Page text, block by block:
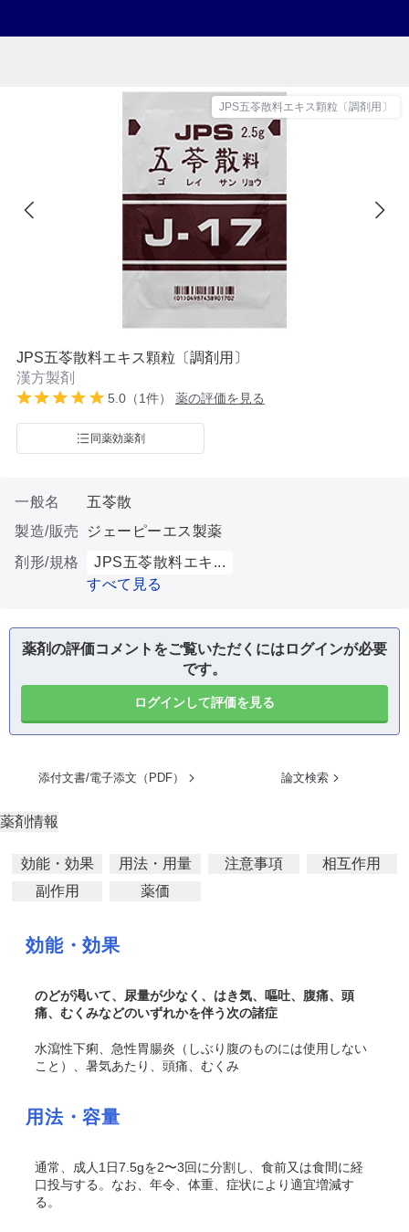
JPS五苓散料エキス顆粒〔調剤用〕
JPS五苓散料エキス顆粒〔調剤用〕
漢方製剤
5.0（1件） 薬の評価を見る
同薬効薬剤
一般名
五苓散
製造/販売
ジェーピーエス製薬
剤形/規格
JPS五苓散料エキ...
すべて見る
薬剤の評価コメントをご覧いただくにはログインが必要
です。
ログインして評価を見る
添付文書/電子添文（PDF） 論文検索
薬剤情報
効能・効果 用法・用量 注意事項
相互作用
副作用
薬価
効能・効果
のどが渇いて、尿量が少なく、はき気、嘔吐、腹痛、頭
痛、むくみなどのいずれかを伴う次の諸症
水瀉性下痢、急性胃腸炎（しぶり腹のものには使用しない
こと）、暑気あたり、頭痛、むくみ
用法・容量
通常、成人1日7.5gを2〜3回に分割し、食前又は食間に経
口投与する。なお、年令、体重、症状により適宜増減す
る。